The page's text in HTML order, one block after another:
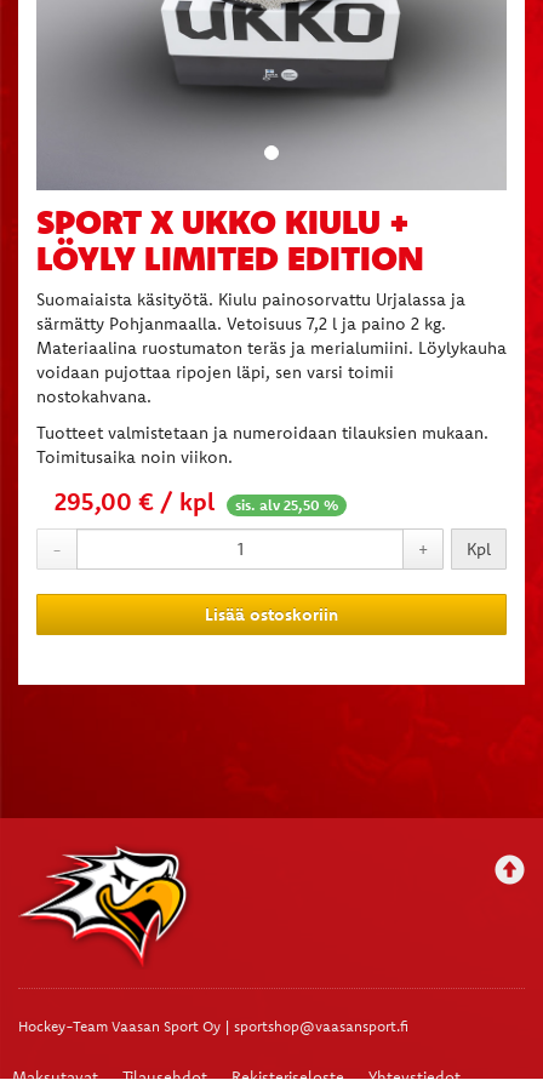
SPORT X UKKO KIULU +
LÖYLY LIMITED EDITION
Suomaiaista käsityötä. Kiulu painosorvattu Urjalassa ja
särmätty Pohjanmaalla. Vetoisuus 7,2 l ja paino 2 kg.
Materiaalina ruostumaton teräs ja merialumiini. Löylykauha
voidaan pujottaa ripojen läpi, sen varsi toimii
nostokahvana.
Tuotteet valmistetaan ja numeroidaan tilauksien mukaan.
Toimitusaika noin viikon.
295,00 € / kpl sis. alv 25,50 %
- + Kpl
Lisää ostoskoriin
Hockey-Team Vaasan Sport Oy | sportshop@vaasansport.fi
Maksutavat Tilausehdot Rekisteriseloste Yhteystiedot